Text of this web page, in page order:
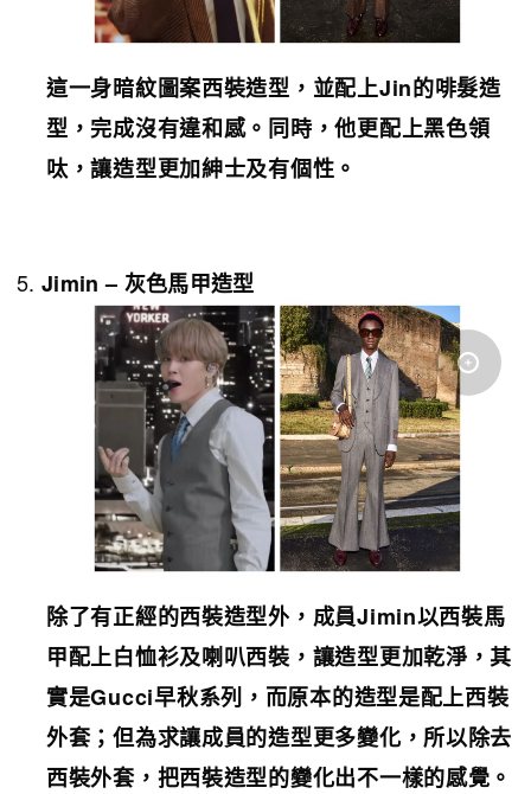
這一身暗紋圖案西裝造型，並配上Jin的啡髮造
型，完成沒有違和感。同時，他更配上黑色領
呔，讓造型更加紳士及有個性。
Jimin – 灰色馬甲造型
除了有正經的西裝造型外，成員Jimin以西裝馬
甲配上白恤衫及喇叭西裝，讓造型更加乾淨，其
實是Gucci早秋系列，而原本的造型是配上西裝
外套；但為求讓成員的造型更多變化，所以除去
西裝外套，把西裝造型的變化出不一樣的感覺。